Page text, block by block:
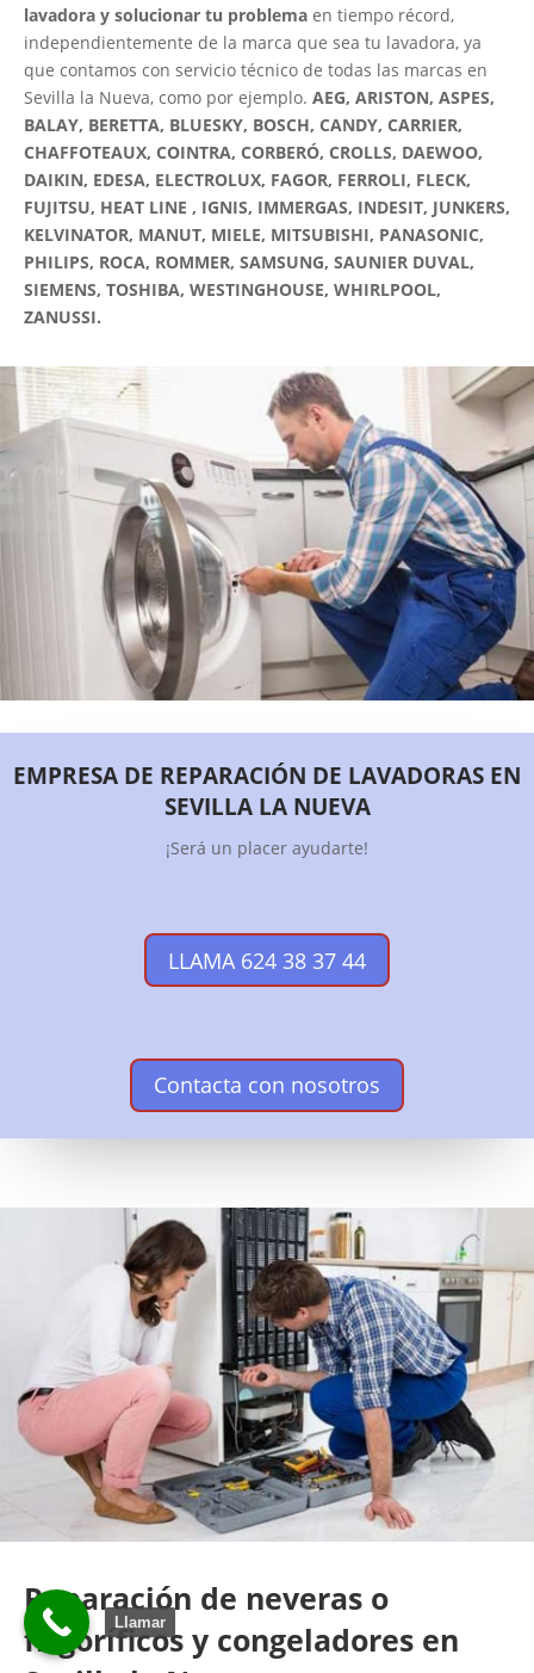
lavadora y solucionar tu problema en tiempo récord,
independientemente de la marca que sea tu lavadora, ya
que contamos con servicio técnico de todas las marcas en
Sevilla la Nueva, como por ejemplo. AEG, ARISTON, ASPES,
BALAY, BERETTA, BLUESKY, BOSCH, CANDY, CARRIER,
CHAFFOTEAUX, COINTRA, CORBERÓ, CROLLS, DAEWOO,
DAIKIN, EDESA, ELECTROLUX, FAGOR, FERROLI, FLECK,
FUJITSU, HEAT LINE , IGNIS, IMMERGAS, INDESIT, JUNKERS,
KELVINATOR, MANUT, MIELE, MITSUBISHI, PANASONIC,
PHILIPS, ROCA, ROMMER, SAMSUNG, SAUNIER DUVAL,
SIEMENS, TOSHIBA, WESTINGHOUSE, WHIRLPOOL,
ZANUSSI.
EMPRESA DE REPARACIÓN DE LAVADORAS EN
SEVILLA LA NUEVA
¡Será un placer ayudarte!
LLAMA 624 38 37 44
Contacta con nosotros
Reparación de neveras o
frigoríficos y congeladores en
Llamar